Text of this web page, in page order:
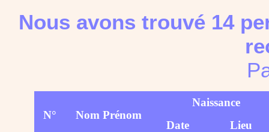
Nous avons trouvé 14
N° Nom Prénom
Naissance
Date
Lieu